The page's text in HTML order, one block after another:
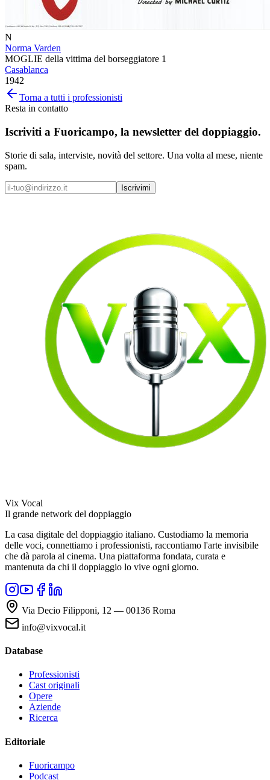
N
Norma Varden
MOGLIE della vittima del borseggiatore 1
Casablanca
1942
Torna a tutti i professionisti
Resta in contatto
Iscriviti a Fuoricampo, la newsletter del doppiaggio.
Storie di sala, interviste, novità del settore. Una volta al mese, niente
spam.
Iscrivimi
Vix Vocal
Il grande network del doppiaggio
La casa digitale del doppiaggio italiano. Custodiamo la memoria
delle voci, connettiamo i professionisti, raccontiamo l'arte invisibile
che dà parola al cinema. Una piattaforma fondata, curata e
mantenuta da chi il doppiaggio lo vive ogni giorno.
Via Decio Filipponi, 12 — 00136 Roma
info@vixvocal.it
Database
Professionisti
Cast originali
Opere
Aziende
Ricerca
Editoriale
Fuoricampo
Podcast